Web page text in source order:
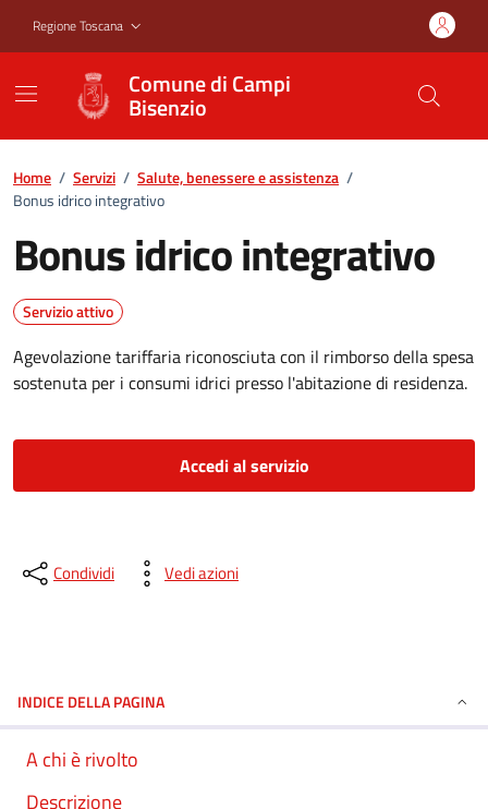
Regione Toscana
Comune di Campi
Bisenzio
Home / Servizi / Salute, benessere e assistenza /
Bonus idrico integrativo
Bonus idrico integrativo
Servizio attivo
Agevolazione tariffaria riconosciuta con il rimborso della spesa
sostenuta per i consumi idrici presso l'abitazione di residenza.
Accedi al servizio
Condividi Vedi azioni
INDICE DELLA PAGINA
A chi è rivolto
Descrizione